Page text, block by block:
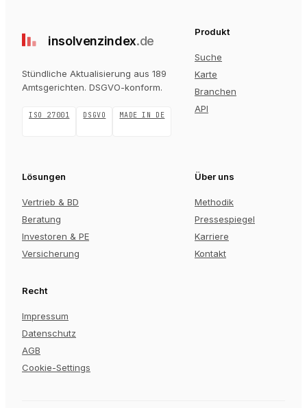
insolvenzindex.de
Stündliche Aktualisierung aus 189
Amtsgerichten. DSGVO-konform.
ISO 27001 DSGVO MADE IN DE
Produkt
Suche
Karte
Branchen
API
Lösungen
Vertrieb & BD
Beratung
Investoren & PE
Versicherung
Über uns
Methodik
Pressespiegel
Karriere
Kontakt
Recht
Impressum
Datenschutz
AGB
Cookie-Settings